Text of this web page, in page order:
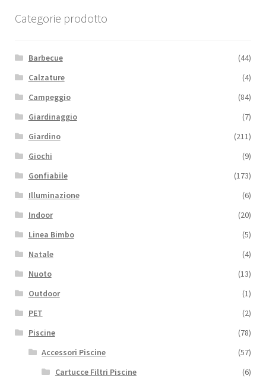
Categorie prodotto
Barbecue
(44)
Calzature
(4)
Campeggio
(84)
Giardinaggio
(7)
Giardino
(211)
Giochi
(9)
Gonfiabile
(173)
Illuminazione
(6)
Indoor
(20)
Linea Bimbo
(5)
Natale
(4)
Nuoto
(13)
Outdoor
(1)
PET
(2)
Piscine
(78)
Accessori Piscine
(57)
Cartucce Filtri Piscine
(6)